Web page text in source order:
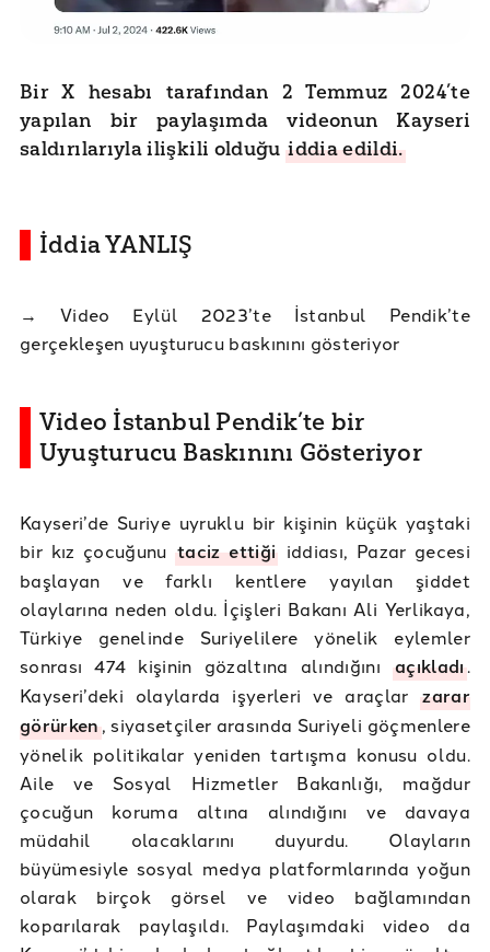
Bir X hesabı tarafından 2 Temmuz 2024’te
yapılan bir paylaşımda videonun Kayseri
saldırılarıyla ilişkili olduğuiddia edildi.
İddia YANLIŞ
→ Video Eylül 2023’te İstanbul Pendik’te
gerçekleşen uyuşturucu baskınını gösteriyor
Video İstanbul Pendik’te bir
Uyuşturucu Baskınını Gösteriyor
Kayseri’de Suriye uyruklu bir kişinin küçük yaştaki
bir kız çocuğunutaciz ettiği iddiası, Pazar gecesi
başlayan ve farklı kentlere yayılan şiddet
olaylarına neden oldu. İçişleri Bakanı Ali Yerlikaya,
Türkiye genelinde Suriyelilere yönelik eylemler
sonrası 474 kişinin gözaltına alındığınıaçıkladı.
Kayseri’deki olaylarda işyerleri ve araçlarzarar
görürken, siyasetçiler arasında Suriyeli göçmenlere
yönelik politikalar yeniden tartışma konusu oldu.
Aile ve Sosyal Hizmetler Bakanlığı, mağdur
çocuğun koruma altına alındığını ve davaya
müdahil olacaklarını duyurdu. Olayların
büyümesiyle sosyal medya platformlarında yoğun
olarak birçok görsel ve video bağlamından
koparılarak paylaşıldı. Paylaşımdaki video da